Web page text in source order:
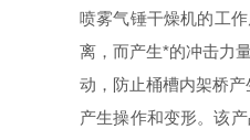
喷雾气锤干燥机的工
离，而产生*的冲击力
动，防止桶槽内架桥
产生操作和变形。该